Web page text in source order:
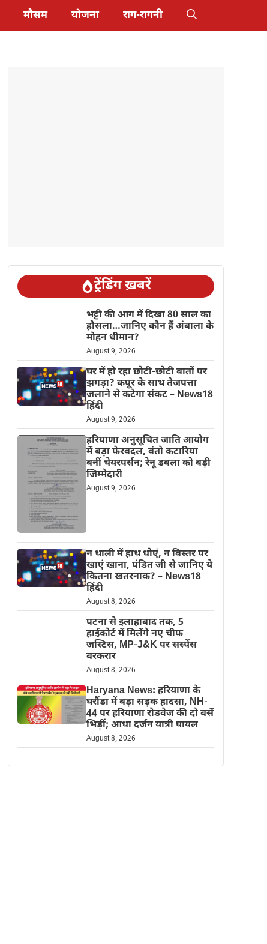
मौसम योजना राग-रागनी
ट्रेंडिंग ख़बरें
भट्टी की आग में दिखा 80 साल का
हौसला…जानिए कौन हैं अंबाला के
मोहन धीमान?
August 9, 2026
घर में हो रहा छोटी-छोटी बातों पर
झगड़ा? कपूर के साथ तेजपत्ता
जलाने से कटेगा संकट – News18
हिंदी
August 9, 2026
हरियाणा अनुसूचित जाति आयोग
में बड़ा फेरबदल, बंतो कटारिया
बनीं चेयरपर्सन; रेनू डबला को बड़ी
जिम्मेदारी
August 9, 2026
न थाली में हाथ धोएं, न बिस्तर पर
खाएं खाना, पंडित जी से जानिए ये
कितना खतरनाक? – News18
हिंदी
August 8, 2026
पटना से इलाहाबाद तक, 5
हाईकोर्ट में मिलेंगे नए चीफ
जस्टिस, MP-J&K पर सस्पेंस
बरकरार
August 8, 2026
Haryana News: हरियाणा के
घरौंडा में बड़ा सड़क हादसा, NH-
44 पर हरियाणा रोडवेज की दो बसें
भिड़ीं; आधा दर्जन यात्री घायल
August 8, 2026